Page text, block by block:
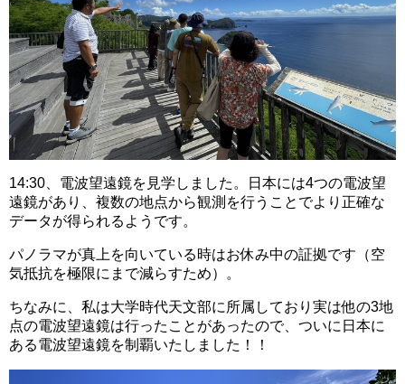
14:30、電波望遠鏡を見学しました。日本には4つの電波望
遠鏡があり、複数の地点から観測を行うことでより正確な
データが得られるようです。
パノラマが真上を向いている時はお休み中の証拠です（空
気抵抗を極限にまで減らすため）。
ちなみに、私は大学時代天文部に所属しており実は他の3地
点の電波望遠鏡は行ったことがあったので、ついに日本に
ある電波望遠鏡を制覇いたしました！！